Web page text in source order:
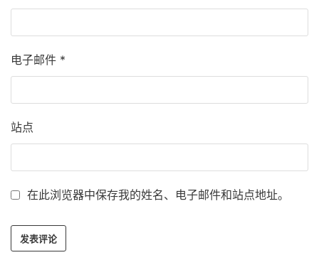
电子邮件 *
站点
在此浏览器中保存我的姓名、电子邮件和站点地址。